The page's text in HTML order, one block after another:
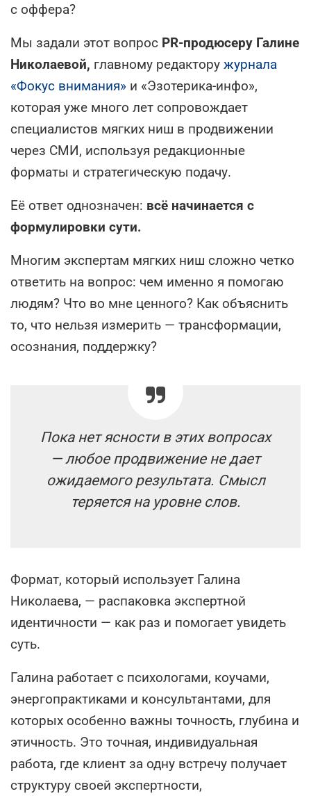
с оффера?
Мы задали этот вопрос PR-продюсеру Галине
Николаевой, главному редактору журнала
«Фокус внимания» и «Эзотерика-инфо»,
которая уже много лет сопровождает
специалистов мягких ниш в продвижении
через СМИ, используя редакционные
форматы и стратегическую подачу.
Её ответ однозначен: всё начинается с
формулировки сути.
Многим экспертам мягких ниш сложно четко
ответить на вопрос: чем именно я помогаю
людям? Что во мне ценного? Как объяснить
то, что нельзя измерить — трансформации,
осознания, поддержку?
Пока нет ясности в этих вопросах
— любое продвижение не дает
ожидаемого результата. Смысл
теряется на уровне слов.
Формат, который использует Галина
Николаева, — распаковка экспертной
идентичности — как раз и помогает увидеть
суть.
Галина работает с психологами, коучами,
энергопрактиками и консультантами, для
которых особенно важны точность, глубина и
этичность. Это точная, индивидуальная
работа, где клиент за одну встречу получает
структуру своей экспертности,